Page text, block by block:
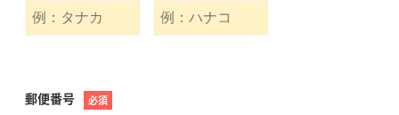
郵便番号 必須